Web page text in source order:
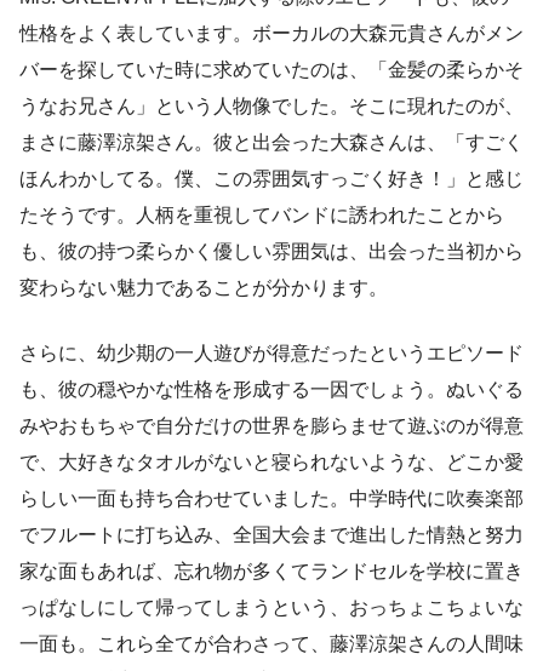
性格をよく表しています。ボーカルの大森元貴さんがメン
バーを探していた時に求めていたのは、「金髪の柔らかそ
うなお兄さん」という人物像でした。そこに現れたのが、
まさに藤澤涼架さん。彼と出会った大森さんは、「すごく
ほんわかしてる。僕、この雰囲気すっごく好き！」と感じ
たそうです。人柄を重視してバンドに誘われたことから
も、彼の持つ柔らかく優しい雰囲気は、出会った当初から
変わらない魅力であることが分かります。
さらに、幼少期の一人遊びが得意だったというエピソード
も、彼の穏やかな性格を形成する一因でしょう。ぬいぐる
みやおもちゃで自分だけの世界を膨らませて遊ぶのが得意
で、大好きなタオルがないと寝られないような、どこか愛
らしい一面も持ち合わせていました。中学時代に吹奏楽部
でフルートに打ち込み、全国大会まで進出した情熱と努力
家な面もあれば、忘れ物が多くてランドセルを学校に置き
っぱなしにして帰ってしまうという、おっちょこちょいな
一面も。これら全てが合わさって、藤澤涼架さんの人間味